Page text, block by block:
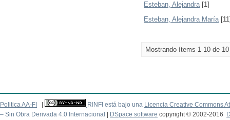
Esteban, Alejandra[1]
Esteban, Alejandra María
Mostrando ítems 1-10 de 10
Politica AA-FI RINFI está bajo una Licencia Creative Commons
– Sin Obra Derivada 4.0 Internacional
DSpace software copyright © 2002-2016